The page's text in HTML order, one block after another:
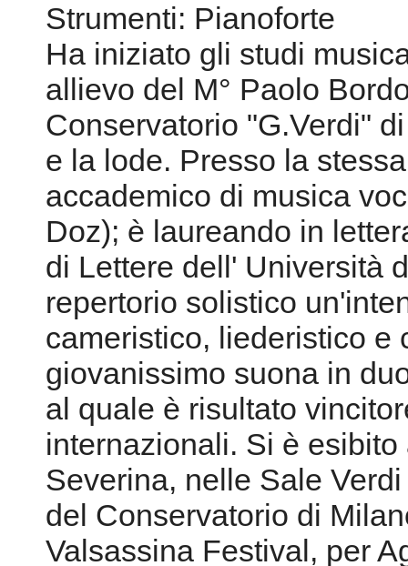
Strumenti: Pianoforte
Ha iniziato gli studi
allievo del M° Paolo
Conservatorio "G.Verdi"
e la lode. Presso la
accademico di musica
Doz); è laureando in
di Lettere dell' Università
repertorio solistico
cameristico, liederistico e
giovanissimo suona in
al quale è risultato
internazionali. Si è
Severina, nelle Sale
del Conservatorio di
Valsassina Festival, per